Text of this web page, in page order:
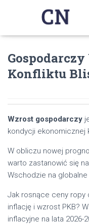
Konfliktu
Wzrost gospodarczy
kondycji ekonomicznej
W obliczu nowej
warto zastanowić się
Wschodzie na globalne
Jak rosnące ceny ropy
inflację i wzrost PKB?
inflacyjne na lata 2026-